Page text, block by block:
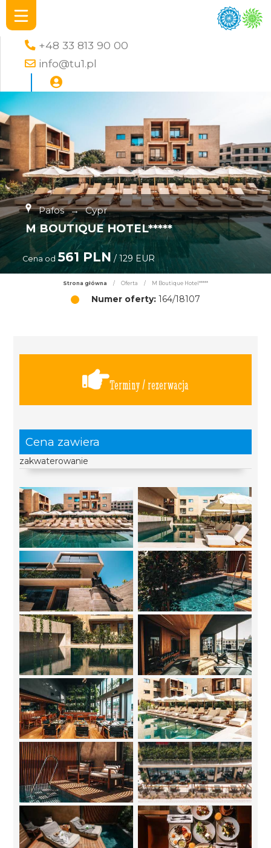
+48 33 813 90 00
info@tu1.pl
Pafos → Cypr
M BOUTIQUE HOTEL*****
Cena od 561 PLN / 129 EUR
Strona główna / Oferta / M Boutique Hotel*****
Numer oferty: 164/18107
Terminy / rezerwacja
Cena zawiera
zakwaterowanie